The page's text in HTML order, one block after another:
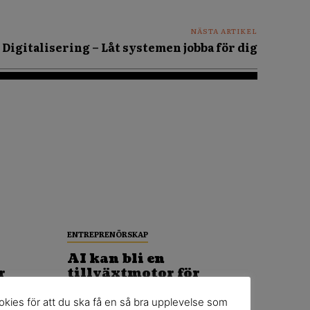
NÄSTA ARTIKEL
Digitalisering – Låt systemen jobba för dig
ENTREPRENÖRSKAP
AI kan bli en
tillväxtmotor för
Carin Sigeskog driver AiCarinDesign och
för att du ska få en så bra upplevelse som